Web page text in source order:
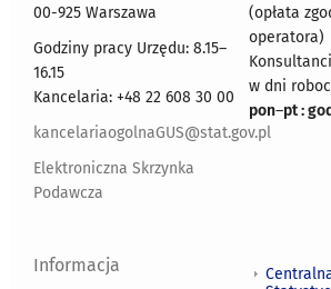
00-925 Warszawa
Godziny pracy Urzędu: 8.15–
16.15
Kancelaria: +48 22 608 30 00
kancelariaogolnaGUS@stat.gov.pl
Elektroniczna Skrzynka
Podawcza
(opłata
operatora)
w dni
pon–pt :
Informacja